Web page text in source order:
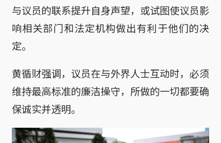
与议员的联系提升自身声望，或试图使议员影
响相关部门和法定机构做出有利于他们的决
定。
黄循财强调，议员在与外界人士互动时，必须
维持最高标准的廉洁操守，所做的一切都要确
保诚实并透明。